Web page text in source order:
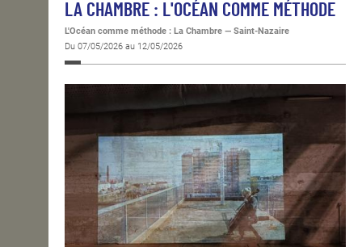
LA CHAMBRE : L'OCÉAN COMME MÉTHODE
L'Océan comme méthode : La Chambre — Saint-Nazaire
Du 07/05/2026 au 12/05/2026